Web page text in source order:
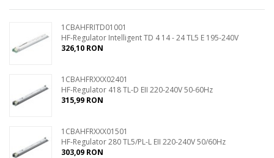
1CBAHFRITD01001
HF-Regulator Intelligent TD 4 14 - 24 TL5 E 195-240V
326,10 RON
1CBAHFRXXX02401
HF-Regulator 418 TL-D EII 220-240V 50-60Hz
315,99 RON
1CBAHFRXXX01501
HF-Regulator 280 TL5/PL-L EII 220-240V 50/60Hz
303,09 RON